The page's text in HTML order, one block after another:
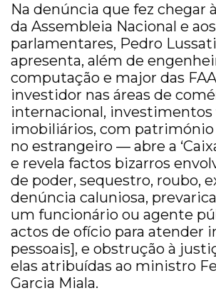
Na denúncia que fez chegar
da Assembleia Nacional e
parlamentares, Pedro
apresenta, além de
computação e major das
investidor nas áreas de
internacional, investimentos
imobiliários, com património
no estrangeiro — abre a
e revela factos bizarros
de poder, sequestro, roubo,
denúncia caluniosa,
um funcionário ou agente
actos de ofício para atender
pessoais], e obstrução à
elas atribuídas ao ministro
Garcia Miala.